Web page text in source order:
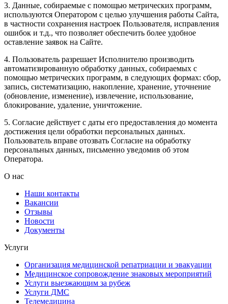
3. Данные, собираемые с помощью метрических программ,
используются Оператором с целью улучшения работы Сайта,
в частности сохранения настроек Пользователя, исправления
ошибок и т.д., что позволяет обеспечить более удобное
оставление заявок на Сайте.
4. Пользователь разрешает Исполнителю производить
автоматизированную обработку данных, собираемых с
помощью метрических программ, в следующих формах: сбор,
запись, систематизацию, накопление, хранение, уточнение
(обновление, изменение), извлечение, использование,
блокирование, удаление, уничтожение.
5. Согласие действует с даты его предоставления до момента
достижения цели обработки персональных данных.
Пользователь вправе отозвать Согласие на обработку
персональных данных, письменно уведомив об этом
Оператора.
О нас
Наши контакты
Вакансии
Отзывы
Новости
Документы
Услуги
Организация медицинской репатриации и эвакуации
Медицинское сопровождение знаковых мероприятий
Услуги выезжающим за рубеж
Услуги ДМС
Телемедицина